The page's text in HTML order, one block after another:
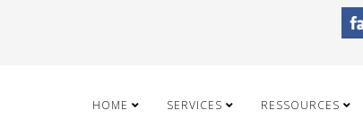
HOME SERVICES RESSOURCES